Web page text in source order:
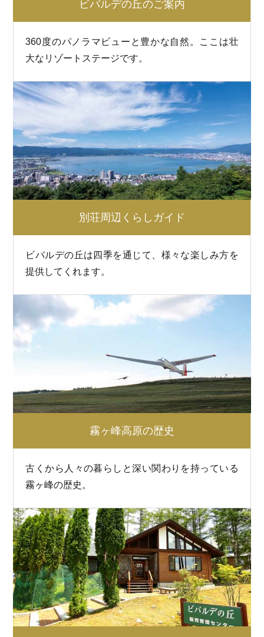
ビバルデの丘のご案内
360度のパノラマビューと豊かな自然。ここは壮
大なリゾートステージです。
別荘周辺くらしガイド
ビバルデの丘は四季を通じて、様々な楽しみ方を
提供してくれます。
霧ヶ峰高原の歴史
古くから人々の暮らしと深い関わりを持っている
霧ヶ峰の歴史。